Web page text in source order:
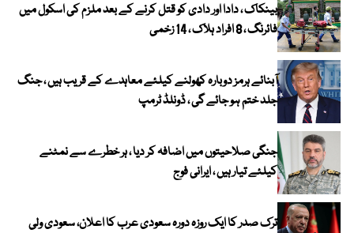
بینکاک ، دادا اور دادی کو قتل کرنے کے بعد ملزم کی اسکول میں
فائرنگ ، 8 افراد ہلاک ، 14 زخمی
آبنائے ہرمز دوبارہ کھولنے کیلئے معاہدے کے قریب ہیں ، جنگ
جلد ختم ہو جائے گی ، ڈونلڈ ٹرمپ
جنگی صلاحیتوں میں اضافہ کر دیا ، ہر خطرے سے نمٹنے
کیلئے تیار ہیں ، ایرانی فوج
ترک صدر کا ایک روزہ دورہ سعودی عرب کا اعلان، سعودی ولی